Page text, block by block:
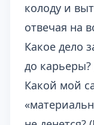
колоду и
отвечая на
Какое дело
до
Какой мой